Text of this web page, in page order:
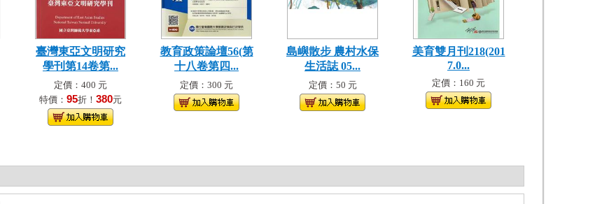
臺灣東亞文明研究
學刊第14卷第...
定價：400 元
特價： 95折！ 380元
教育政策論壇56(第
十八卷第四...
定價：300 元
島嶼散步 農村水保
生活誌 05...
定價：50 元
美育雙月刊218(201
7.0...
定價：160 元